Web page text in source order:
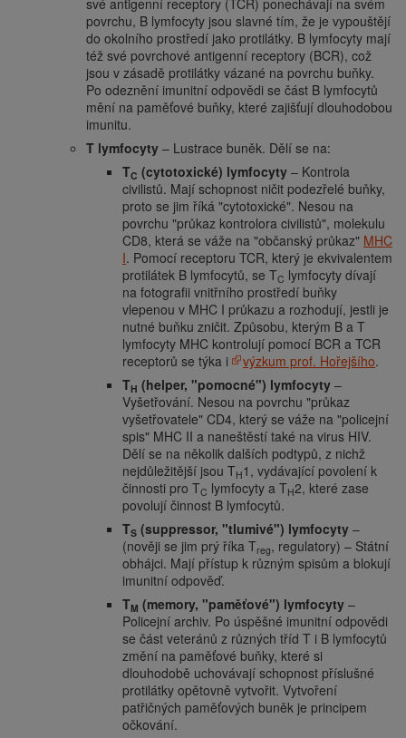
své antigenní receptory (TCR) ponechávají na svém
povrchu, B lymfocyty jsou slavné tím, že je vypouštějí
do okolního prostředí jako protilátky. B lymfocyty mají
též své povrchové antigenní receptory (BCR), což
jsou v zásadě protilátky vázané na povrchu buňky.
Po odeznění imunitní odpovědi se část B lymfocytů
mění na paměťové buňky, které zajišťují dlouhodobou
imunitu.
T lymfocyty – Lustrace buněk. Dělí se na:
TC (cytotoxické) lymfocyty – Kontrola
civilistů. Mají schopnost ničit podezřelé buňky,
proto se jim říká "cytotoxické". Nesou na
povrchu "průkaz kontrolora civilistů", molekulu
CD8, která se váže na "občanský průkaz" MHC
I. Pomocí receptoru TCR, který je ekvivalentem
protilátek B lymfocytů, se TC lymfocyty dívají
na fotografii vnitřního prostředí buňky
vlepenou v MHC I průkazu a rozhodují, jestli je
nutné buňku zničit. Způsobu, kterým B a T
lymfocyty MHC kontrolují pomocí BCR a TCR
receptorů se týka i
výzkum prof. Hořejšího.
TH (helper, "pomocné") lymfocyty –
Vyšetřování. Nesou na povrchu "průkaz
vyšetřovatele" CD4, který se váže na "policejní
spis" MHC II a naneštěstí také na virus HIV.
Dělí se na několik dalších podtypů, z nichž
nejdůležitější jsou TH1, vydávající povolení k
činnosti pro TC lymfocyty a TH2, které zase
povolují činnost B lymfocytů.
TS (suppressor, "tlumivé") lymfocyty –
(nověji se jim prý říka Treg, regulatory) – Státní
obhájci. Mají přístup k různým spisům a blokují
imunitní odpověď.
TM (memory, "paměťové") lymfocyty –
Policejní archiv. Po úspěšné imunitní odpovědi
se část veteránů z různých tříd T i B lymfocytů
změní na paměťové buňky, které si
dlouhodobě uchovávají schopnost příslušné
protilátky opětovně vytvořit. Vytvoření
patřičných paměťových buněk je principem
očkování.